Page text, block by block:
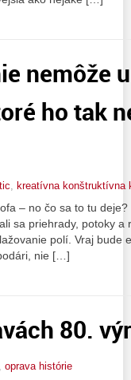
nemôže
ho tak
, kreatívna konštruktívna
– no čo sa to tu
sa priehrady, potoky
polí. Vraj bude
nie […]
80.
oprava histórie